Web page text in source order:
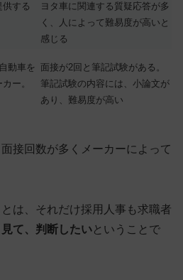
する
ヨタ車に関連する質疑応答が多
く、人によって難易度が高いと
感じる
動車を
ー。
面接が2回と筆記試験がある。
筆記試験の内容には、小論文が
あり、難易度が高い
接回数が多く メーカーによって
は、それだけ採用人事も求職者
て、判断したいということで